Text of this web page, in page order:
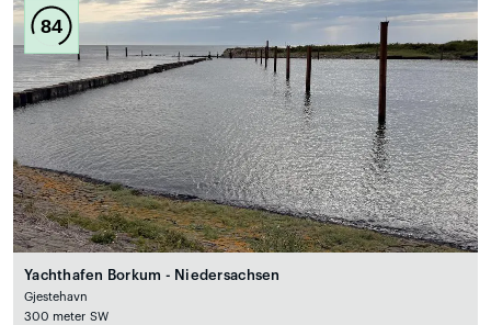
84
Yachthafen Borkum - Niedersachsen
Gjestehavn
300 meter SW